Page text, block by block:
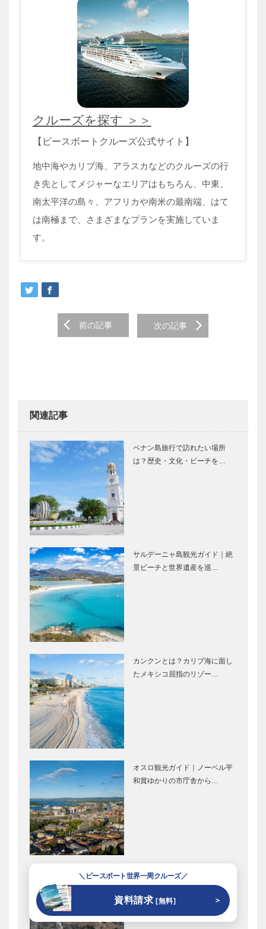
クルーズを探す ＞＞
【ピースボートクルーズ公式サイト】
地中海やカリブ海、アラスカなどのクルーズの行
き先としてメジャーなエリアはもちろん、中東、
南太平洋の島々、アフリカや南米の最南端、はて
は南極まで、さまざまなプランを実施していま
す。
＼ピースボート世界一周クルーズ／
資料請求 [無料] ＞
navigation
前の記事 次の記事
関連記事
ペナン島旅行で訪れたい場所
は？歴史・文化・ビーチを…
サルデーニャ島観光ガイド｜絶
景ビーチと世界遺産を巡…
カンクンとは？カリブ海に面し
たメキシコ屈指のリゾー…
オスロ観光ガイド｜ノーベル平
和賞ゆかりの市庁舎から…
神話の舞台を歩くアテネ旅｜ア
クロポリスと旧市街に出…